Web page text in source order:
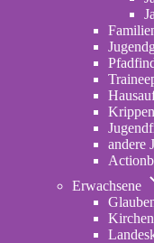
andere
Erwachsene